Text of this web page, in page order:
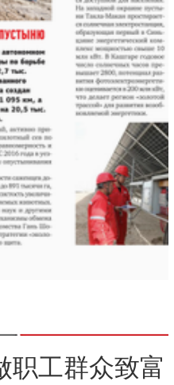
职工群众致富